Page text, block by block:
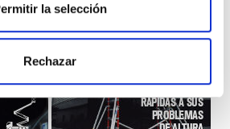
la selección
Rechazar